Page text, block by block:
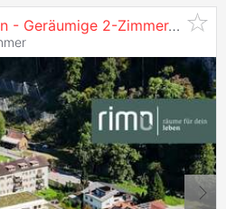
Wohnanlage Glattenstein - Geräumige 2-Zimmer-Dachgeschosswohnung - Top 10